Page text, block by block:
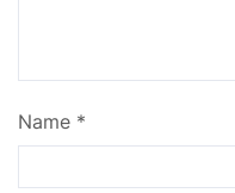
Name *